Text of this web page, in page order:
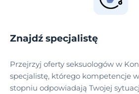
Znajdź specjalistę
Przejrzyj oferty seksuologów w
specjalistę, którego kompetencje
stopniu odpowiadają Twojej